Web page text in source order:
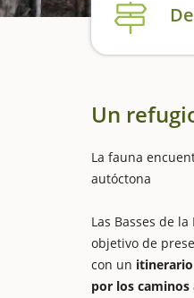
Un
La fauna
autóctona
Las Basses de
objetivo de
con un itinerario
por los caminos